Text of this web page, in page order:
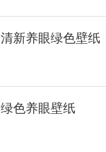
清新养眼绿色壁纸
绿色养眼壁纸